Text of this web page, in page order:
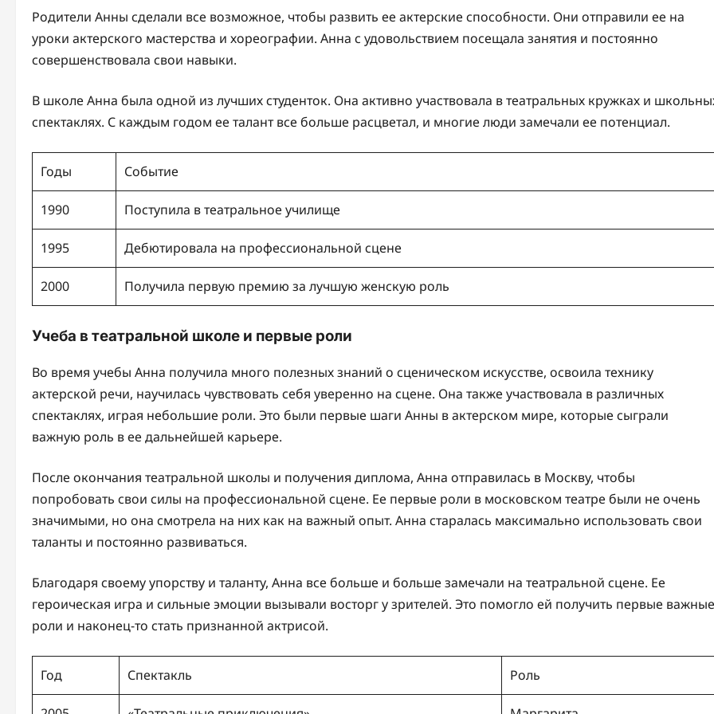
Родители Анны сделали все возможное, чтобы развить ее актерские способности. Они отправили ее на
уроки актерского мастерства и хореографии. Анна с удовольствием посещала занятия и постоянно
совершенствовала свои навыки.
В школе Анна была одной из лучших студенток. Она активно участвовала в театральных кружках и
спектаклях. С каждым годом ее талант все больше расцветал, и многие люди замечали ее потенциал.
Годы Событие
1990 Поступила в театральное училище
1995 Дебютировала на профессиональной сцене
2000 Получила первую премию за лучшую женскую роль
Учеба в театральной школе и первые роли
Во время учебы Анна получила много полезных знаний о сценическом искусстве, освоила технику
актерской речи, научилась чувствовать себя уверенно на сцене. Она также участвовала в различных
спектаклях, играя небольшие роли. Это были первые шаги Анны в актерском мире, которые сыграли
важную роль в ее дальнейшей карьере.
После окончания театральной школы и получения диплома, Анна отправилась в Москву, чтобы
попробовать свои силы на профессиональной сцене. Ее первые роли в московском театре были не очень
значимыми, но она смотрела на них как на важный опыт. Анна старалась максимально использовать свои
таланты и постоянно развиваться.
Благодаря своему упорству и таланту, Анна все больше и больше замечали на театральной сцене. Ее
героическая игра и сильные эмоции вызывали восторг у зрителей. Это помогло ей получить первые важные
роли и наконец-то стать признанной актрисой.
Год Спектакль Роль